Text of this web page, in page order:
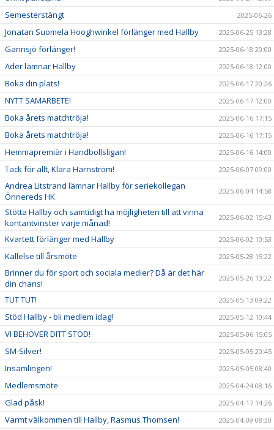
Semesterstängt 2025-06-26
Jonatan Suomela Hooghwinkel förlänger med Hallby 2025-06-25 13:28
Gannsjö förlänger! 2025-06-18 20:00
Ader lämnar Hallby 2025-06-18 12:00
Boka din plats! 2025-06-17 20:26
NYTT SAMARBETE! 2025-06-17 12:00
Boka årets matchtröja! 2025-06-16 17:15
Boka årets matchtröja! 2025-06-16 17:15
Hemmapremiär i Handbollsligan! 2025-06-16 14:00
Tack för allt, Klara Härnström! 2025-06-07 09:00
Andrea Litstrand lämnar Hallby för seriekollegan
Önnereds HK
2025-06-04 14:58
Stötta Hallby och samtidigt ha möjligheten till att vinna
kontantvinster varje månad!
2025-06-02 15:43
Kvartett förlänger med Hallby 2025-06-02 10:53
Kallelse till årsmöte 2025-05-28 15:22
Brinner du för sport och sociala medier? Då är det här
din chans!
2025-05-26 13:22
TUT TUT! 2025-05-13 09:22
Stöd Hallby - bli medlem idag! 2025-05-12 10:44
VI BEHÖVER DITT STÖD! 2025-05-06 15:05
SM-Silver! 2025-05-05 20:45
Insamlingen! 2025-05-05 08:40
Medlemsmöte 2025-04-24 08:16
Glad påsk! 2025-04-17 14:26
Varmt välkommen till Hallby, Rasmus Thomsen! 2025-04-09 08:30